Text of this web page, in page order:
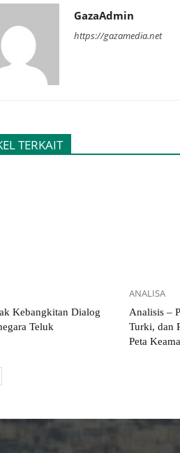
GazaAdmin
https://gazamedia.net
TERKAIT
Kebangkitan Dialog
Teluk
ANALISA
Analisis –
Turki, dan
Peta